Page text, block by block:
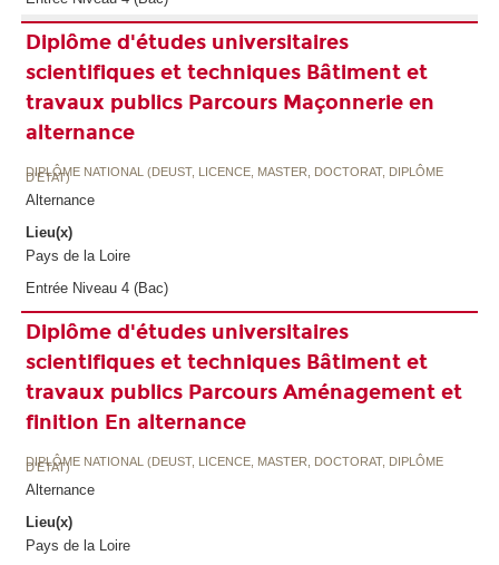
Diplôme d'études universitaires
scientifiques et techniques Bâtiment et
travaux publics Parcours Maçonnerie en
alternance
DIPLÔME NATIONAL (DEUST, LICENCE, MASTER, DOCTORAT, DIPLÔME
D'ETAT)
Alternance
Lieu(x)
Pays de la Loire
Entrée Niveau 4 (Bac)
Diplôme d'études universitaires
scientifiques et techniques Bâtiment et
travaux publics Parcours Aménagement et
finition En alternance
DIPLÔME NATIONAL (DEUST, LICENCE, MASTER, DOCTORAT, DIPLÔME
D'ETAT)
Alternance
Lieu(x)
Pays de la Loire